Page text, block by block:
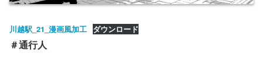
川越駅_21_漫画風加工 ダウンロード
＃通行人